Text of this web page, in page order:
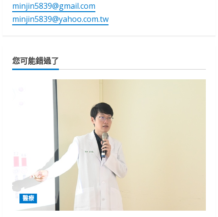
minjin5839@gmail.com
minjin5839@yahoo.com.tw
您可能錯過了
醫療